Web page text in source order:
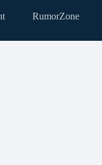
RumorZone